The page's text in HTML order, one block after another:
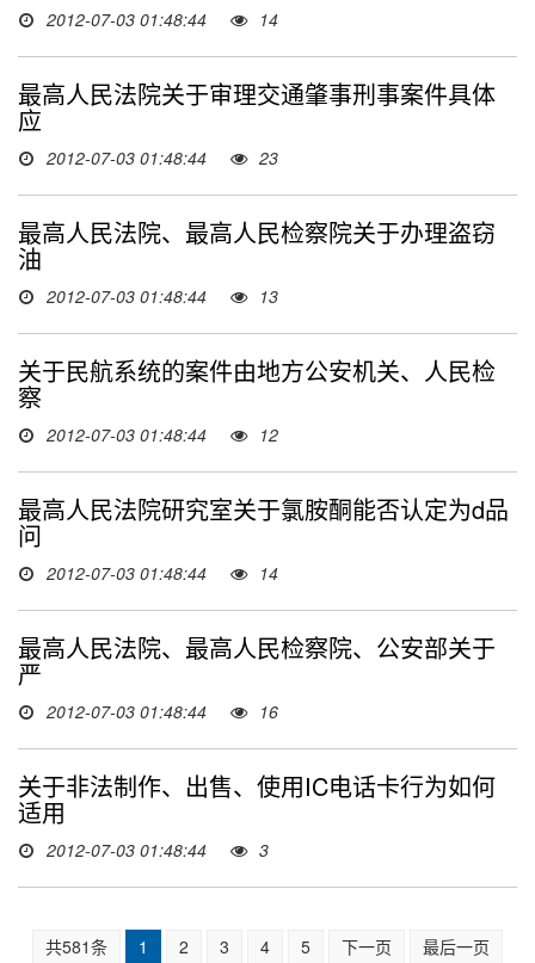
2012-07-03 01:48:44 14
最高人民法院关于审理交通肇事刑事案件具体
应
2012-07-03 01:48:44 23
最高人民法院、最高人民检察院关于办理盗窃
油
2012-07-03 01:48:44 13
关于民航系统的案件由地方公安机关、人民检
察
2012-07-03 01:48:44 12
最高人民法院研究室关于氯胺酮能否认定为d品
问
2012-07-03 01:48:44 14
最高人民法院、最高人民检察院、公安部关于
严
2012-07-03 01:48:44 16
关于非法制作、出售、使用IC电话卡行为如何
适用
2012-07-03 01:48:44 3
共581条 1 2 3 4 5 下一页 最后一页